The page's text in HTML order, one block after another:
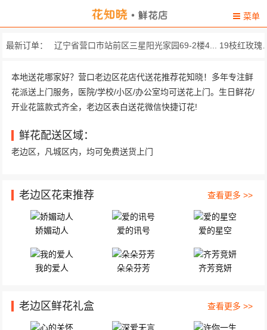
菜单
最新订单：
营口渤海大街十六中聚合城 9只优质卡通小熊。
龙山大街62号行政审批中心 精心挑选66枝红玫瑰，33...
宝潞花园小区 9朵顶级红玫瑰，搭配一对...
本地送花哪家好？营口老边区花店代送花推荐花知晓！多年专注鲜
花派送上门服务，医院/学校/小区/办公室均可送花上门。生日鲜花/
开业花篮款式齐全，老边区表白送花微信快捷订花!
鲜花配送区域：
老边区，凡城区内，均可免费送货上门
老边区花束推荐 查看更多 >>
娇媚动人 爱的讯号 爱的星空
我的爱人 朵朵芬芳 齐芳竞妍
老边区鲜花礼盒 查看更多 >>